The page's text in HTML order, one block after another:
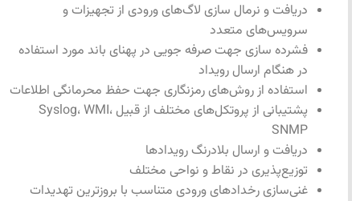
دریافت و نرمال سازی لاگ‌های ورودی از تجهیزات و
سرویس‌های متعدد
فشرده سازی جهت صرفه جویی در پهنای باند مورد استفاده
در هنگام ارسال رویداد
استفاده از روش‌های رمزنگاری جهت حفظ محرمانگی اطلاعات
پشتیبانی از پروتکل‌های مختلف از قبیل Syslog، WMI،
SNMP
دریافت و ارسال بلادرنگ رویدادها
توزیع‌پذیری در نقاط و نواحی مختلف
غنی‌سازی رخدادهای ورودی متناسب با بروزترین تهدیدات